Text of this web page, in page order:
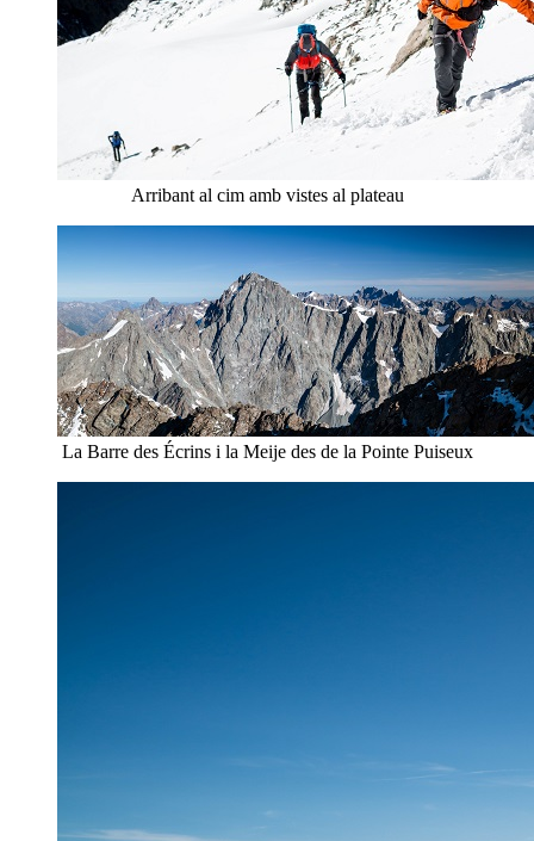
Arribant al cim amb vistes al plateau
La Barre des Écrins i la Meije des de la Pointe Puiseux